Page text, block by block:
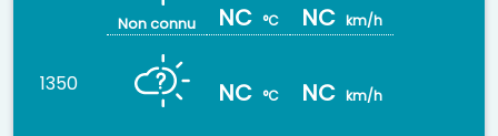
Non connu NC °C NC km/h
1350 NC °C NC km/h